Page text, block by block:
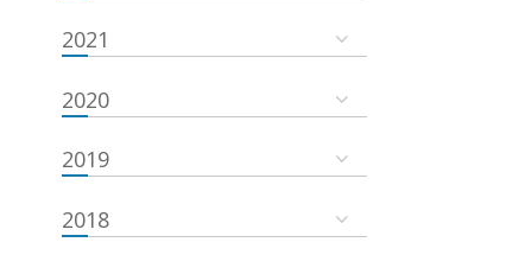
2021
2020
2019
2018